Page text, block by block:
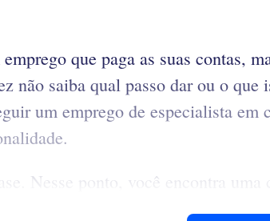
que paga as suas contas,
não saiba qual passo dar ou o
um emprego de especialista
Nesse ponto, você encontra uma